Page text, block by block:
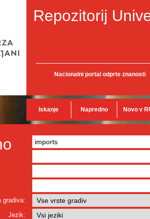
Repozitorij
Nacionalni portal odprte znanosti
Iskanje Napredno Novo v
gradiva:
Jezik: